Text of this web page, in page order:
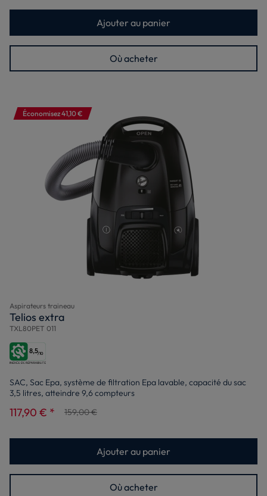
Ajouter au panier
Où acheter
Économisez 41,10 €
Aspirateurs traineau
Telios extra
TXL80PET 011
8,5/10
SAC, Sac Epa, système de filtration Epa lavable, capacité du sac
3,5 litres, atteindre 9,6 compteurs
117,90 € * 159,00 €
Ajouter au panier
Où acheter